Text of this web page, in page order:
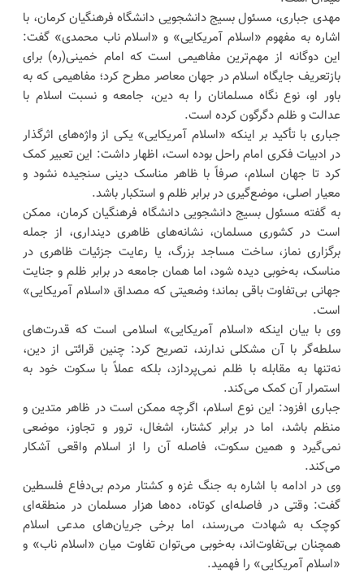
مهدی جباری، مسئول بسیج دانشجویی دانشگاه فرهنگیان کرمان، با
اشاره به مفهوم «اسلام آمریکایی» و «اسلام ناب محمدی» گفت:
این دوگانه از مهم‌ترین مفاهیمی است که امام خمینی(ره) برای
بازتعریف جایگاه اسلام در جهان معاصر مطرح کرد؛ مفاهیمی که به
باور او، نوع نگاه مسلمانان را به دین، جامعه و نسبت اسلام با
عدالت و ظلم دگرگون کرده است.
جباری با تأکید بر اینکه «اسلام آمریکایی» یکی از واژه‌های اثرگذار
در ادبیات فکری امام راحل بوده است، اظهار داشت: این تعبیر کمک
کرد تا جهان اسلام، صرفاً با ظاهر مناسک دینی سنجیده نشود و
معیار اصلی، موضع‌گیری در برابر ظلم و استکبار باشد.
به گفته مسئول بسیج دانشجویی دانشگاه فرهنگیان کرمان، ممکن
است در کشوری مسلمان، نشانه‌های ظاهری دینداری، از جمله
برگزاری نماز، ساخت مساجد بزرگ، یا رعایت جزئیات ظاهری در
مناسک، به‌خوبی دیده شود، اما همان جامعه در برابر ظلم و جنایت
جهانی بی‌تفاوت باقی بماند؛ وضعیتی که مصداق «اسلام آمریکایی»
است.
وی با بیان اینکه «اسلام آمریکایی» اسلامی است که قدرت‌های
سلطه‌گر با آن مشکلی ندارند، تصریح کرد: چنین قرائتی از دین،
نه‌تنها به مقابله با ظلم نمی‌پردازد، بلکه عملاً با سکوت خود به
استمرار آن کمک می‌کند.
جباری افزود: این نوع اسلام، اگرچه ممکن است در ظاهر متدین و
منظم باشد، اما در برابر کشتار، اشغال، ترور و تجاوز، موضعی
نمی‌گیرد و همین سکوت، فاصله آن را از اسلام واقعی آشکار
می‌کند.
وی در ادامه با اشاره به جنگ غزه و کشتار مردم بی‌دفاع فلسطین
گفت: وقتی در فاصله‌ای کوتاه، ده‌ها هزار مسلمان در منطقه‌ای
کوچک به شهادت می‌رسند، اما برخی جریان‌های مدعی اسلام
همچنان بی‌تفاوت‌اند، به‌خوبی می‌توان تفاوت میان «اسلام ناب» و
«اسلام آمریکایی» را فهمید.